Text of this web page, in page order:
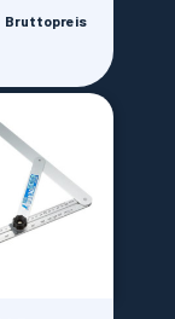
Bruttopreis